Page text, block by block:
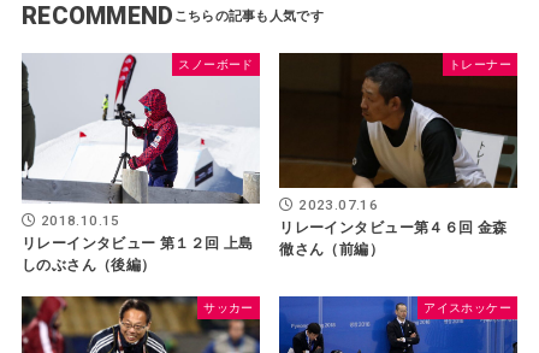
RECOMMEND
スノーボード
2018.10.15
リレーインタビュー 第１２回 上島
しのぶさん（後編）
トレーナー
2023.07.16
リレーインタビュー第４６回 金森
徹さん（前編）
サッカー アイスホッケー